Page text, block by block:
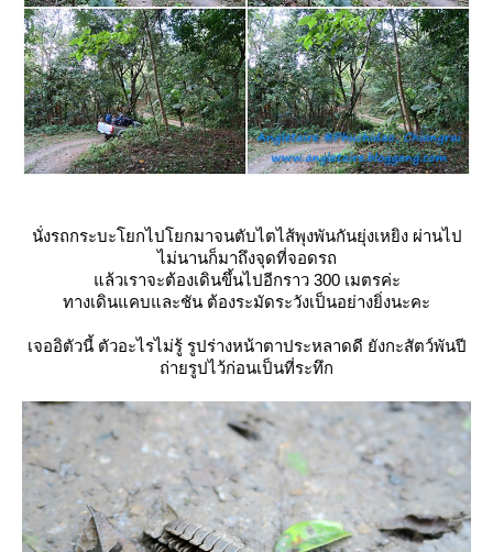
นั่งรถกระบะโยกไปโยกมาจนตับไตไส้พุงพันกันยุ่งเหยิง ผ่านไป
ไม่นานก็มาถึงจุดที่จอดรถ
ล้วเราจะต้องเดินขึ้นไปอีกราว 300 เมตรค่ะ
ทางเดินแคบและชัน ต้องระมัดระวังเป็นอย่างยิ่งนะคะ
เจออิตัวนี้ ตัวอะไรไม่รู้ รูปร่างหน้าตาประหลาดดี ยังกะสัตว์พันปี
ถ่ายรูปไว้ก่อนเป็นที่ระทึก